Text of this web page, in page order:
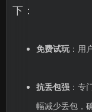
下：
免费试玩：用
抗丢包强：专
幅减少丢包，